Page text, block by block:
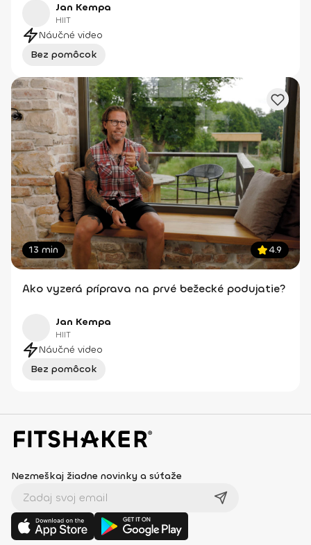
Jan Kempa
HIIT
Náučné video
Bez pomôcok
13 min 4.9
Ako vyzerá príprava na prvé bežecké podujatie?
Jan Kempa
HIIT
Náučné video
Bez pomôcok
Nezmeškaj žiadne novinky a súťaže